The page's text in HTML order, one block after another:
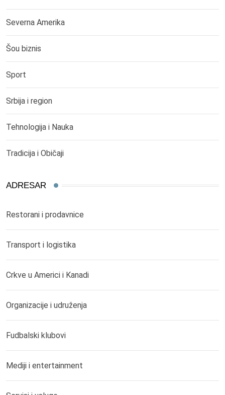
Severna Amerika
Šou biznis
Sport
Srbija i region
Tehnologija i Nauka
Tradicija i Običaji
ADRESAR
Restorani i prodavnice
Transport i logistika
Crkve u Americi i Kanadi
Organizacije i udruženja
Fudbalski klubovi
Mediji i entertainment